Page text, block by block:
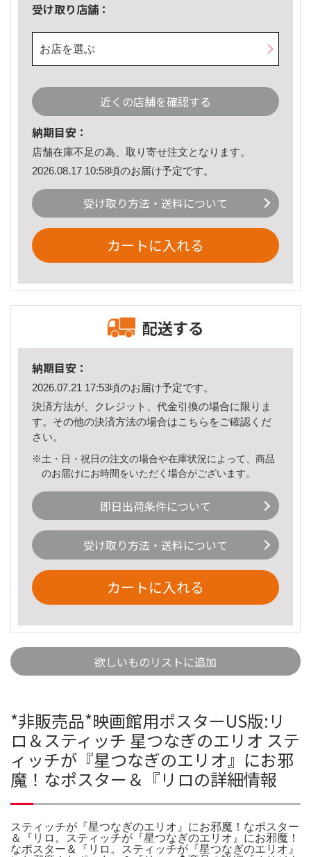
受け取り店舗：
お店を選ぶ
近くの店舗を確認する
納期目安：
店舗在庫不足の為、取り寄せ注文となります。
2026.08.17 10:58頃のお届け予定です。
受け取り方法・送料について
カートに入れる
配送する
納期目安：
2026.07.21 17:53頃のお届け予定です。
決済方法が、クレジット、代金引換の場合に限りま
す。その他の決済方法の場合はこちら をご確認くだ
さい。
※土・日・祝日の注文の場合や在庫状況によって、商品
のお届けにお時間をいただく場合がございます。
即日出荷条件について
受け取り方法・送料について
カートに入れる
欲しいものリストに追加
*非販売品*映画館用ポスターUS版:リ
ロ＆スティッチ 星つなぎのエリオ ステ
ィッチが『星つなぎのエリオ』にお邪
魔！なポスター＆『リロの詳細情報
スティッチが『星つなぎのエリオ』にお邪魔！なポスター
＆『リロ。スティッチが『星つなぎのエリオ』にお邪魔！
なポスター＆『リロ。スティッチが『星つなぎのエリオ』